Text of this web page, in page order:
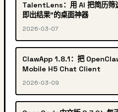
TalentLens：用 AI 把简历筛
即出结果”的桌面神器
2026-03-07
ClawApp 1.8.1：把
Mobile H5 Chat Client
2026-03-09